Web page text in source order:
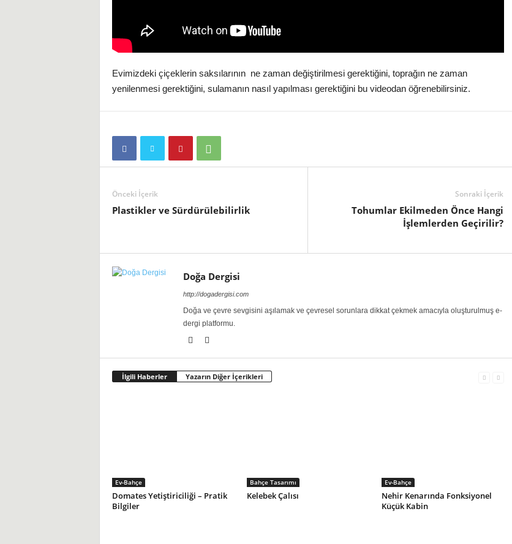
Evimizdeki çiçeklerin saksılarının ne zaman değiştirilmesi gerektiğini, toprağın ne zaman
yenilenmesi gerektiğini, sulamanın nasıl yapılması gerektiğini bu videodan öğrenebilirsiniz.
Önceki İçerik
Plastikler ve Sürdürülebilirlik
Sonraki İçerik
Tohumlar Ekilmeden Önce Hangi
İşlemlerden Geçirilir?
Doğa Dergisi
http://dogadergisi.com
Doğa ve çevre sevgisini aşılamak ve çevresel sorunlara dikkat çekmek amacıyla oluşturulmuş e-
dergi platformu.
İlgili Haberler Yazarın Diğer İçerikleri
Ev-Bahçe
Domates Yetiştiriciliği – Pratik
Bilgiler
Bahçe Tasarımı
Kelebek Çalısı
Ev-Bahçe
Nehir Kenarında Fonksiyonel
Küçük Kabin